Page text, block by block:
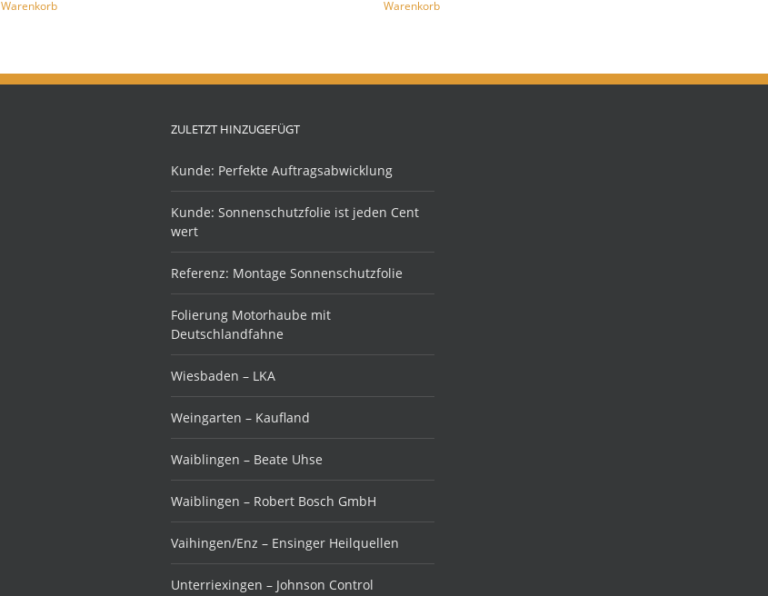
Warenkorb
Warenkorb
ZULETZT HINZUGEFÜGT
Kunde: Perfekte Auftragsabwicklung
Kunde: Sonnenschutzfolie ist jeden Cent
wert
Referenz: Montage Sonnenschutzfolie
Folierung Motorhaube mit
Deutschlandfahne
Wiesbaden – LKA
Weingarten – Kaufland
Waiblingen – Beate Uhse
Waiblingen – Robert Bosch GmbH
Vaihingen/Enz – Ensinger Heilquellen
Unterriexingen – Johnson Control